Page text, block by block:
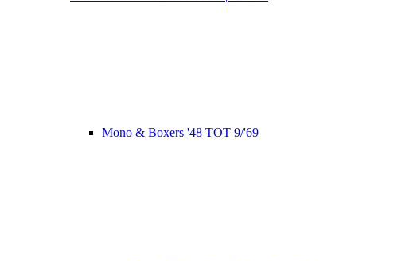
Mono & Boxers '48 TOT 9/'69